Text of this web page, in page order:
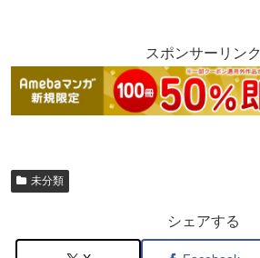
スポンサーリンク
未分類
シェアする